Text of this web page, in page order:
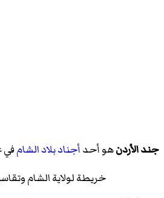
جند الأردنهو أحدأجنادبلاد الشامفي
خريطة لولاية الشام